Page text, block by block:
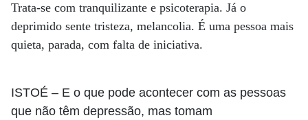
Trata-se com tranquilizante e psicoterapia. Já o
deprimido sente tristeza, melancolia. É uma pessoa mais
quieta, parada, com falta de iniciativa.
ISTOÉ – E o que pode acontecer com as pessoas
que não têm depressão, mas tomam